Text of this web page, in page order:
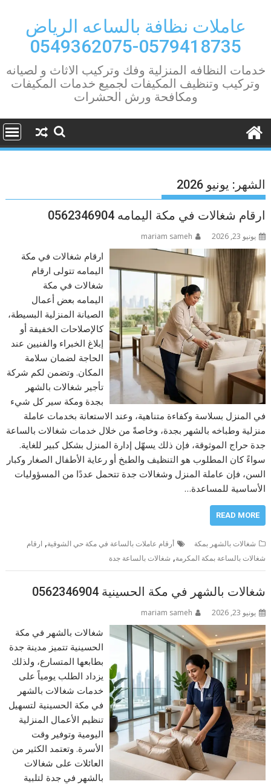
contentعاملات نظافة بالساعه الرياض
0579418735-0549362075
خدمات النظافه المنزلية وفك وتركيب الاثاث و لصيانه
وتركيب وتنظيف المكيفات لجميع خدمات المكيفات
ومكافحة ورش الحشرات
الشهر: يونيو 2026
ارقام شغالات في مكة اليمامه 0562346904
يونيو 23, 2026 mariam sameh
ارقام شغالات في مكة
اليمامه تتولى ارقام
شغالات في مكة
اليمامه بعض أعمال
الصيانة المنزلية البسيطة،
كالإصلاحات الخفيفة أو
إبلاغ الخبراء والفنيين عند
الحاجة لضمان سلامة
المكان. وتضمن لكم شركة
تأجير شغالات بالشهر
بجدة ومكة سير كل شيء
في المنزل بسلاسة وكفاءة متناهية، وعند الاستعانة بخدمات عاملة
منزلية وطباخه بالشهر بجدة، وخاصةً من خلال خدمات شغالات بالساعة
جدة حراج الموثوقة، فإن ذلك يسهّل إدارة المنزل بشكل كبير للغاية.
سواءً كان المطلوب هو التنظيف والطبخ أو رعاية الأطفال الصغار وكبار
السن، فإن عاملة المنزل وشغالات جدة تتحمل عددًا من المسؤوليات
الأساسية للمساعدة…
READ MORE
شغالات بالشهر بمكة أرقام عاملات بالساعة في مكة حي الشوقية,ارقام
شغالات بالساعة بمكة المكرمة, شغالات بالساعة جدة
شغالات بالشهر في مكة الحسينية 0562346904
يونيو 23, 2026 mariam sameh
شغالات بالشهر في مكة
الحسينية تتميز مدينة جدة
بطابعها المتسارع، ولذلك
يزداد الطلب يومياً على
خدمات شغالات بالشهر
في مكة الحسينية لتسهيل
تنظيم الأعمال المنزلية
اليومية وتوفير وقت
الأسرة. وتعتمد الكثير من
العائلات على شغالات
بالشهر في جدة لتلبية